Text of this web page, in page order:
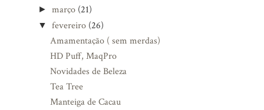
►março (21)
▼ fevereiro (26)
Amamentação ( sem merdas)
HD Puff, MaqPro
Novidades de Beleza
Tea Tree
Manteiga de Cacau